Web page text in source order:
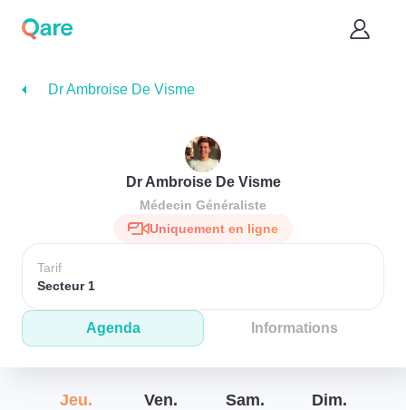
Dr Ambroise De Visme
Dr Ambroise De Visme
Médecin Généraliste
Uniquement en ligne
Tarif
Secteur 1
Agenda Informations
Jeu. Ven. Sam. Dim.